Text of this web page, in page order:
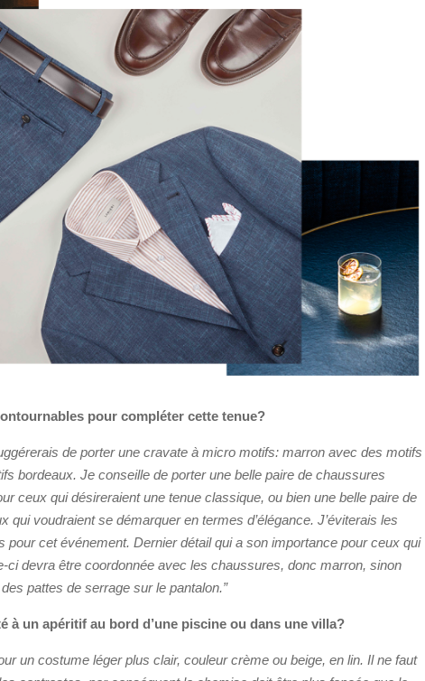
pour compléter cette tenue?
de porter une cravate à micro motifs: marron avec des motifs
bordeaux. Je conseille de porter une belle paire de chaussures
ceux qui désireraient une tenue classique, ou bien une belle paire de
qui voudraient se démarquer en termes d’élégance. J’éviterais les
pour cet événement. Dernier détail qui a son importance pour ceux qui
ci devra être coordonnée avec les chaussures, donc marron, sinon
pattes de serrage sur le pantalon.”
à un apéritif au bord d’une piscine ou dans une villa?
un costume léger plus clair, couleur crème ou beige, en lin. Il ne faut